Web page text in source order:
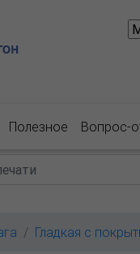
Полезное Вопрос-
Гладкая с